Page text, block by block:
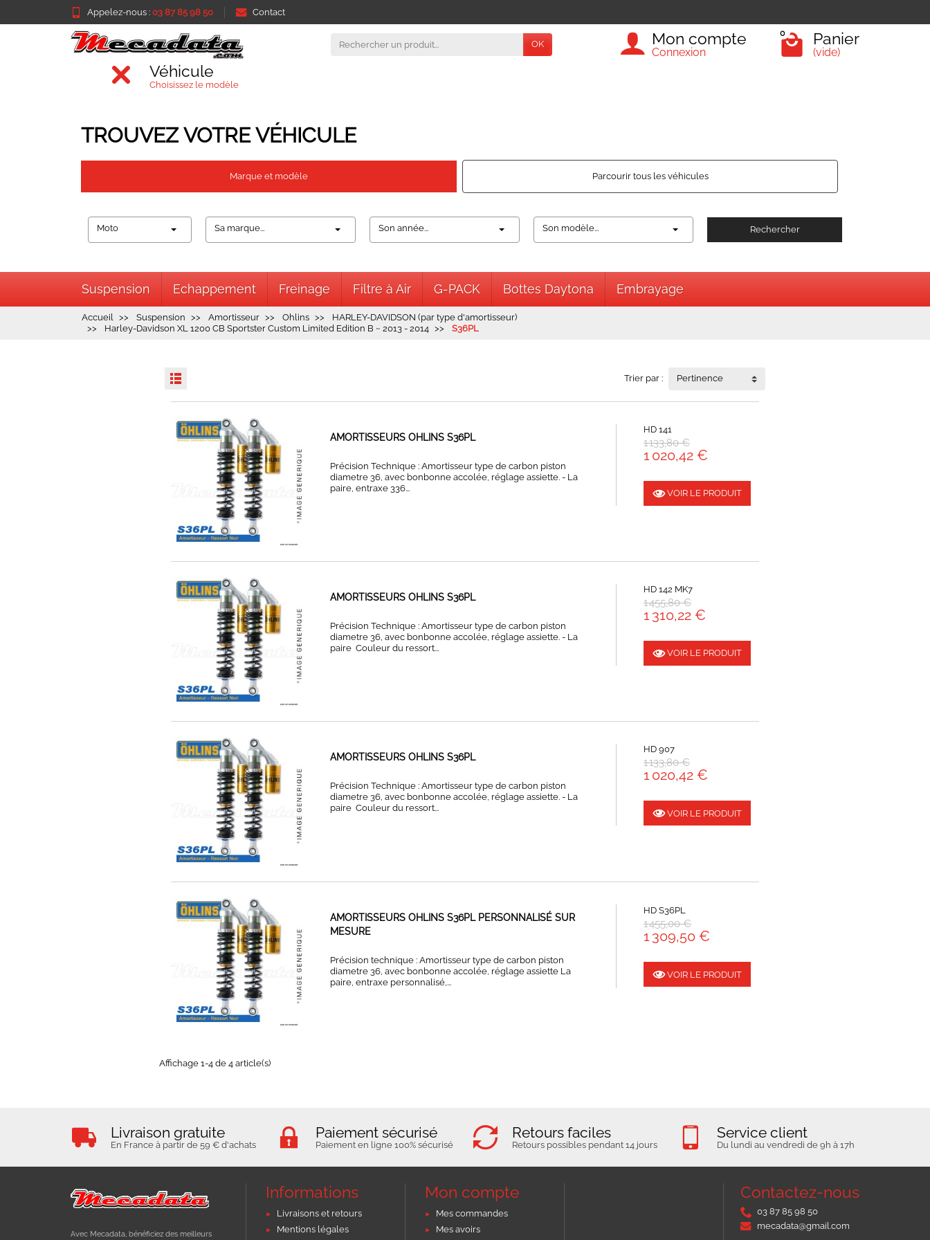
Appelez-nous : 03 87 85 98 50 Contact
OK Mon compte
Connexion
0 Panier
(vide)
Véhicule
Choisissez le modèle
TROUVEZ VOTRE VÉHICULE
Marque et modèle Parcourir tous les véhicules
Moto Sa marque... Son année... Son modèle... Rechercher
Suspension Echappement Freinage Filtre à Air G-PACK Bottes Daytona Embrayage
Accueil Suspension Amortisseur Ohlins
HARLEY-DAVIDSON (par type d'amortisseur)
Harley-Davidson XL 1200 CB Sportster Custom Limited Edition B ~ 2013 - 2014
S36PL
Trier par : Pertinence
AMORTISSEURS OHLINS S36PL
Précision Technique : Amortisseur type de carbon piston
diametre 36, avec bonbonne accolée, réglage assiette. - La
paire, entraxe 336...
HD 141
1 133,80 €
1 020,42 €
VOIR LE PRODUIT
AMORTISSEURS OHLINS S36PL
Précision Technique : Amortisseur type de carbon piston
diametre 36, avec bonbonne accolée, réglage assiette. - La
paire Couleur du ressort...
HD 142 MK7
1 455,80 €
1 310,22 €
VOIR LE PRODUIT
AMORTISSEURS OHLINS S36PL
Précision Technique : Amortisseur type de carbon piston
diametre 36, avec bonbonne accolée, réglage assiette. - La
paire Couleur du ressort...
HD 907
1 133,80 €
1 020,42 €
VOIR LE PRODUIT
AMORTISSEURS OHLINS S36PL PERSONNALISÉ SUR
MESURE
Précision technique : Amortisseur type de carbon piston
diametre 36, avec bonbonne accolée, réglage assiette La
paire, entraxe personnalisé,...
HD S36PL
1 455,00 €
1 309,50 €
VOIR LE PRODUIT
Affichage 1-4 de 4 article(s)
Livraison gratuite
En France à partir de 59 € d'achats
Paiement sécurisé
Paiement en ligne 100% sécurisé
Retours faciles
Retours possibles pendant 14 jours
Service client
Du lundi au vendredi de 9h à 17h
Avec Mecadata, bénéficiez des meilleurs
Informations
Livraisons et retours
Mentions légales
Mon compte
Mes commandes
Mes avoirs
Contactez-nous
03 87 85 98 50
mecadata@gmail.com